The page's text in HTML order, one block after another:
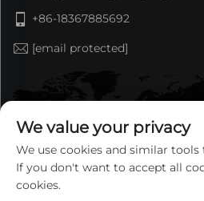
+86-18367885692
[email protected]
We value your privacy
We use cookies and similar
If you don't want to accept all
cookies.